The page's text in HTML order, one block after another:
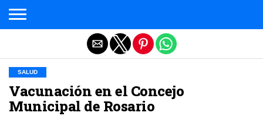
SALUD
Vacunación en el Concejo
Municipal de Rosario